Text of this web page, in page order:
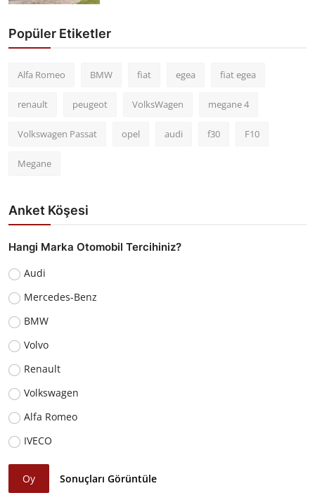
Popüler Etiketler
Alfa Romeo BMW fiat egea fiat egea
renault peugeot VolksWagen megane 4
Volkswagen Passat opel audi f30 F10
Megane
Anket Köşesi
Hangi Marka Otomobil Tercihiniz?
Audi
Mercedes-Benz
BMW
Volvo
Renault
Volkswagen
Alfa Romeo
IVECO
Oy Sonuçları Görüntüle